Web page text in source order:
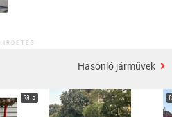
HIRDETÉS
Hasonló járművek
5